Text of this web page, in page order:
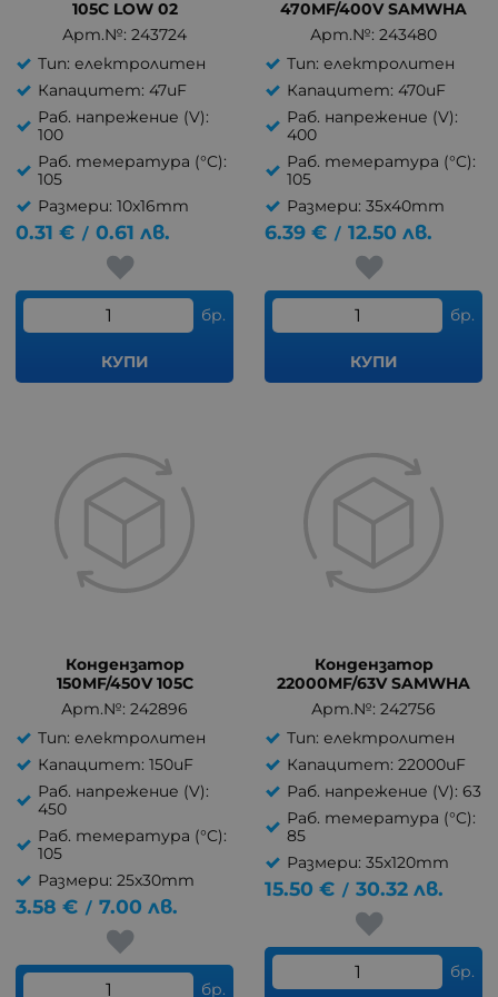
105C LOW 02
Арт.№: 243724
Тип: електролитен
Капацитет: 47uF
Раб. напрежение (V):
100
Раб. темература (°C):
105
Размери: 10x16mm
0.31 € / 0.61 лв.
бр.
КУПИ
470MF/400V SAMWHA
Арт.№: 243480
Тип: електролитен
Капацитет: 470uF
Раб. напрежение (V):
400
Раб. темература (°C):
105
Размери: 35x40mm
6.39 € / 12.50 лв.
бр.
КУПИ
Кондензатор
150MF/450V 105C
Арт.№: 242896
Тип: електролитен
Капацитет: 150uF
Раб. напрежение (V):
450
Раб. темература (°C):
105
Размери: 25x30mm
3.58 € / 7.00 лв.
бр.
Кондензатор
22000MF/63V SAMWHA
Арт.№: 242756
Тип: електролитен
Капацитет: 22000uF
Раб. напрежение (V): 63
Раб. темература (°C):
85
Размери: 35x120mm
15.50 € / 30.32 лв.
бр.